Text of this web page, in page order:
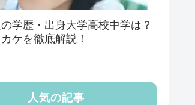
学歴・出身大学高校中学は？
ケを徹底解説！
人気の記事